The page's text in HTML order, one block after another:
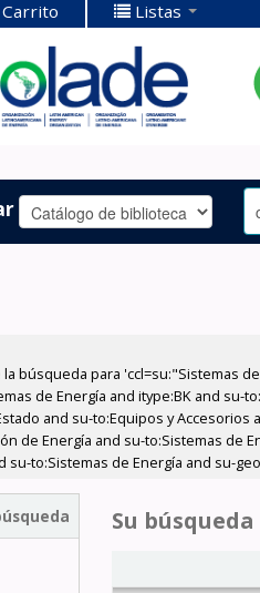
Carrito Listas
búsqueda para 'ccl=su:"Sistemas
de Energía and itype:BK and su-
and su-to:Equipos y Accesorios
de Energía and su-to:Sistemas de
su-to:Sistemas de Energía and su-
Su